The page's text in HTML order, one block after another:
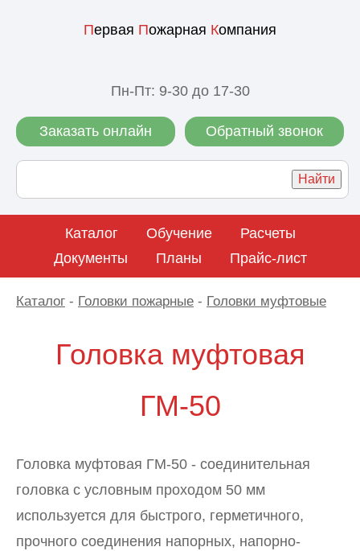
Первая Пожарная Компания
Пн-Пт: 9-30 до 17-30
Заказать онлайн Обратный звонок
Каталог Обучение
Расчеты
Документы
Планы Прайс-лист
Каталог - Головки пожарные - Головки муфтовые
Головка муфтовая
ГМ-50
Головка муфтовая ГМ-50 - соединительная
головка с условным проходом 50 мм
используется для быстрого, герметичного,
прочного соединения напорных, напорно-